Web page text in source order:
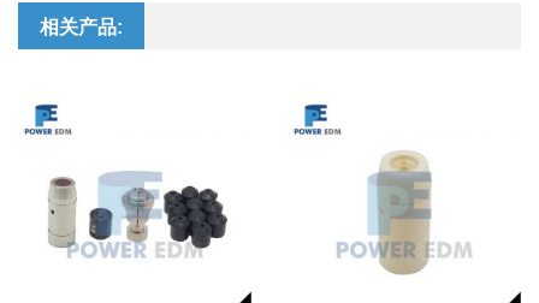
相关产品: